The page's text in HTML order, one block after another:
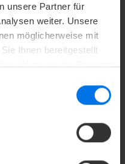
unsere Partner für
weiter. Unsere
möglicherweise mit
Ihnen bereitgestellt
Nutzung der Dienste